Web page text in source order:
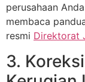
perusahaan
membaca
resmi Direktorat
3.